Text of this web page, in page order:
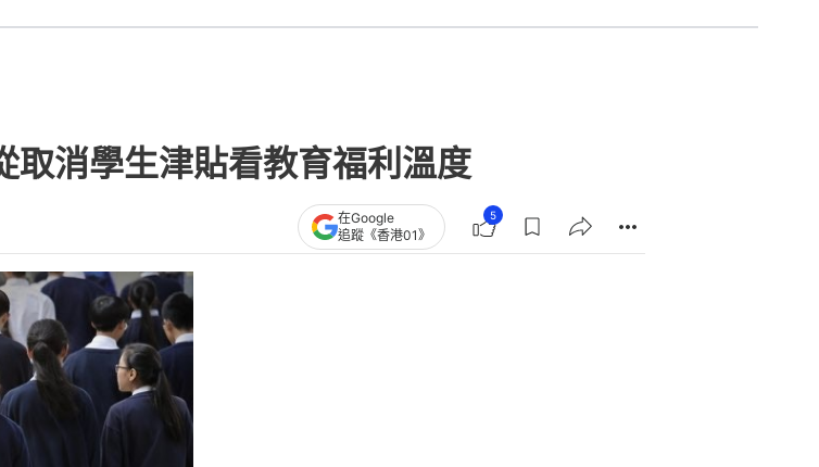
消學生津貼看教育福利溫度
在Google
追蹤《香港01》
5